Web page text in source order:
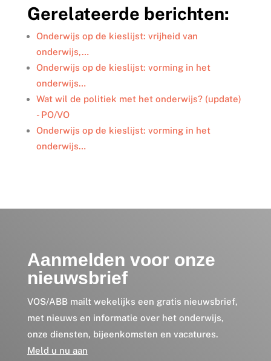
e
d
I
n
b
o
o
k
t
e
r
l
n
Gerelateerde berichten:
Onderwijs op de kieslijst: vrijheid van
onderwijs,…
Onderwijs op de kieslijst: vorming in het
onderwijs…
Wat wil de politiek met het onderwijs? (update)
- PO/VO
Onderwijs op de kieslijst: vorming in het
onderwijs…
Aanmelden voor onze
nieuwsbrief
VOS/ABB mailt wekelijks een gratis nieuwsbrief,
met nieuws en informatie over het onderwijs,
onze diensten, bijeenkomsten en vacatures.
Meld u nu aan